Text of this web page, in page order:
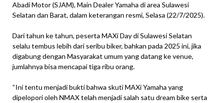
Abadi Motor (SJAM), Main Dealer Yamaha di area Sulawesi
Selatan dan Barat, dalam keterangan resmi, Selasa (22/7/2025).
Dari tahun ke tahun, peserta MAXi Day di Sulawesi Selatan
selalu tembus lebih dari seribu biker, bahkan pada 2025 ini, jika
digabung dengan Masyarakat umum yang datang ke venue,
jumlahnya bisa mencapai tiga ribu orang.
“Ini tentu menjadi bukti bahwa skuti MAXi Yamaha yang
dipelopori oleh NMAX telah menjadi salah satu dream bike serta